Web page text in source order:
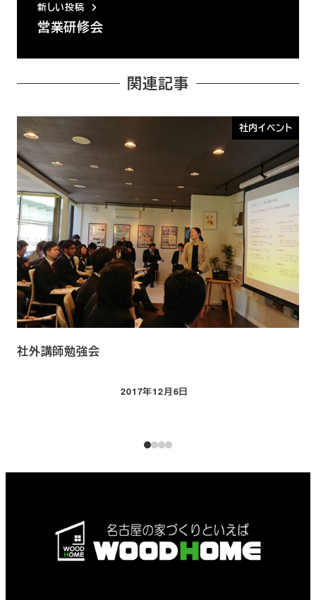
新しい投稿
営業研修会
関連記事
社内イベント
社外講師勉強会
投稿日
2017年12月6日